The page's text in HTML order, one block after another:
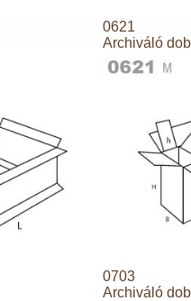
0621
Archiváló
0703
Archiváló